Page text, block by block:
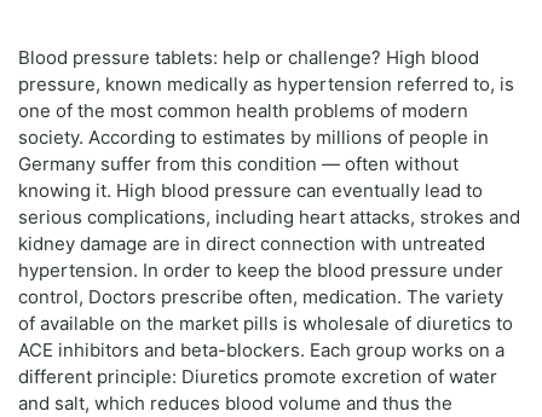
Blood pressure tablets: help or challenge? High blood
pressure, known medically as hypertension referred to, is
one of the most common health problems of modern
society. According to estimates by millions of people in
Germany suffer from this condition — often without
knowing it. High blood pressure can eventually lead to
serious complications, including heart attacks, strokes and
kidney damage are in direct connection with untreated
hypertension. In order to keep the blood pressure under
control, Doctors prescribe often, medication. The variety
of available on the market pills is wholesale of diuretics to
ACE inhibitors and beta-blockers. Each group works on a
different principle: Diuretics promote excretion of water
and salt, which reduces blood volume and thus the